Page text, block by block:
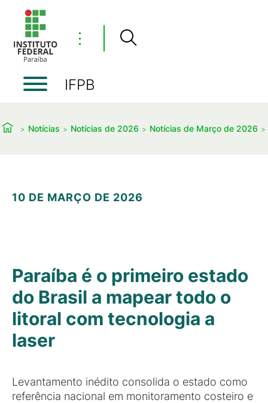
⋮
IFPB
Notícias Notícias de 2026 Notícias de Março de 2026
10 DE MARÇO DE 2026
Paraíba é o primeiro estado
do Brasil a mapear todo o
litoral com tecnologia a
laser
Levantamento inédito consolida o estado como
referência nacional em monitoramento costeiro e